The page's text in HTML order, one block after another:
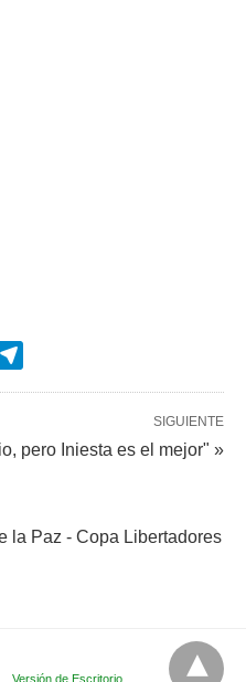
SIGUIENTE
pero Iniesta es el mejor" »
la Paz - Copa Libertadores
Versión de Escritorio